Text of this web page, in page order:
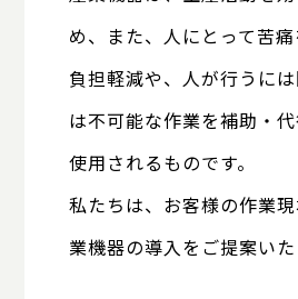
め、また、人にとって苦
負担軽減や、人が行うに
は不可能な作業を補助・
使用されるものです。
私たちは、お客様の作業
業機器の導入を ご提案いた